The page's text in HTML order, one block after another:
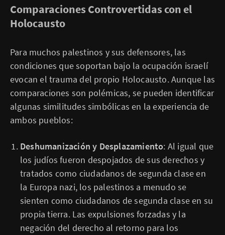
Comparaciones Controvertidas con el
Holocausto
Para muchos palestinos y sus defensores, las
condiciones que soportan bajo la ocupación israelí
evocan el trauma del propio Holocausto. Aunque las
comparaciones son polémicas, se pueden identificar
algunas similitudes simbólicas en la experiencia de
ambos pueblos:
Deshumanización y Desplazamiento: Al igual que
los judíos fueron despojados de sus derechos y
tratados como ciudadanos de segunda clase en
la Europa nazi, los palestinos a menudo se
sienten como ciudadanos de segunda clase en su
propia tierra. Las expulsiones forzadas y la
negación del derecho al retorno para los